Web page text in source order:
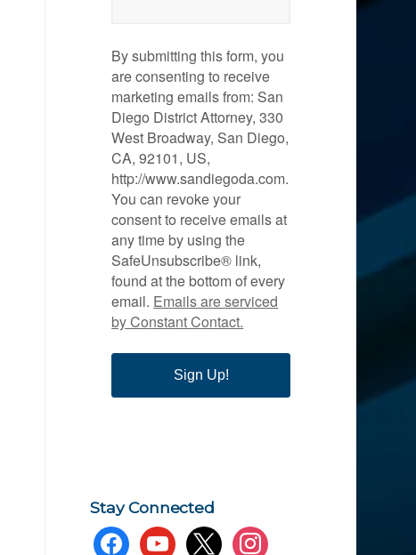
By submitting this form, you
are consenting to receive
marketing emails from: San
Diego District Attorney, 330
West Broadway, San Diego,
CA, 92101, US,
http://www.sandiegoda.com.
You can revoke your
consent to receive emails at
any time by using the
SafeUnsubscribe® link,
found at the bottom of every
email. Emails are serviced
by Constant Contact.
Sign Up!
Stay Connected
facebookyoutubex instagram